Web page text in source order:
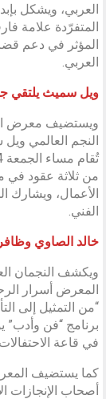
العربي، ويشكل
المتفرّدة علامة
المؤثر في دعم
العربي.
ويل سميث يلتقي
النجم العالمي
من ثلاثة عقود في
الأعمال، ويشارك
الفني.
خالد الصاوي وظافر
ويكشف النجمان
المعرض أسرار
“من التمثيل إلى
في قاعة
كما يستضيف
أصحاب الإنجازات